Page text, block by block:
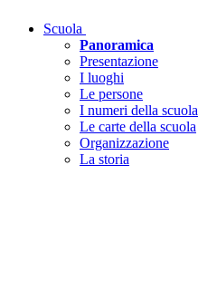
Scuola
Panoramica
Presentazione
I luoghi
Le persone
I numeri della scuola
Le carte della scuola
Organizzazione
La storia